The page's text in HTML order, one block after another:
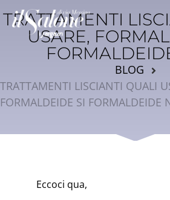
TRATTAMENTI
USARE,
BLOG
TRATTAMENTI LISCIANTI QUALI
FORMALDEIDE SI FORMALDEIDE
Eccoci qua,